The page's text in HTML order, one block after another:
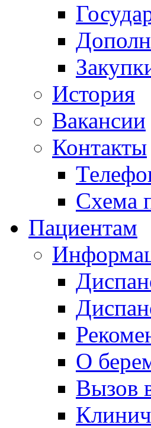
История
Вакансии
Контакты
Схема
Пациентам
О
Вызов